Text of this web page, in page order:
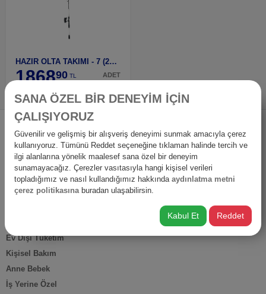
HAZIR OLTA TAKIMI - 7 (2P. OLTA)
186890 TL ADET
ÜRÜN KATEGORİLERİ
Süpermarket
Elektronik
Kırtasiye & Sanat
Spor Outdoor
Ev Dışı Tüketim
Kişisel Bakım
Anne Bebek
İş Yerine Özel
SANA ÖZEL BİR DENEYİM İÇİN
ÇALIŞIYORUZ
Güvenilir ve gelişmiş bir alışveriş deneyimi sunmak amacıyla çerez
kullanıyoruz. Tümünü Reddet seçeneğine tıklaman halinde tercih ve
ilgi alanlarına yönelik maalesef sana özel bir deneyim
sunamayacağız. Çerezler vasıtasıyla hangi kişisel verileri
topladığımız ve nasıl kullandığımız hakkında aydınlatma metni
çerez politikasına buradan ulaşabilirsin.
Kabul Et Reddet